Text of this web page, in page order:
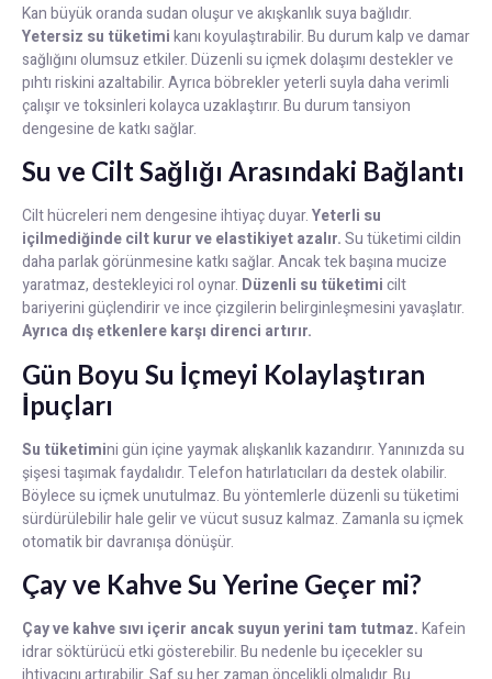
Kan büyük oranda sudan oluşur ve akışkanlık suya bağlıdır.
Yetersiz su tüketimikanı koyulaştırabilir. Bu durum kalp ve damar
sağlığını olumsuz etkiler. Düzenli su içmek dolaşımı destekler ve
pıhtı riskini azaltabilir. Ayrıca böbrekler yeterli suyla daha verimli
çalışır ve toksinleri kolayca uzaklaştırır. Bu durum tansiyon
dengesine de katkı sağlar.
Su ve Cilt Sağlığı Arasındaki Bağlantı
Cilt hücreleri nem dengesine ihtiyaç duyar.Yeterli su
içilmediğinde cilt kurur ve elastikiyet azalır.Su tüketimi cildin
daha parlak görünmesine katkı sağlar. Ancak tek başına mucize
yaratmaz, destekleyici rol oynar. Düzenli su tüketimicilt
bariyerini güçlendirir ve ince çizgilerin belirginleşmesini yavaşlatır.
Ayrıca dış etkenlere karşı direnci artırır.
Gün Boyu Su İçmeyi Kolaylaştıran
İpuçları
Su tüketimini gün içine yaymak alışkanlık kazandırır. Yanınızda su
şişesi taşımak faydalıdır. Telefon hatırlatıcıları da destek olabilir.
Böylece su içmek unutulmaz. Bu yöntemlerle düzenli su tüketimi
sürdürülebilir hale gelir ve vücut susuz kalmaz. Zamanla su içmek
otomatik bir davranışa dönüşür.
Çay ve Kahve Su Yerine Geçer mi?
Çay ve kahve sıvı içerir ancak suyun yerini tam tutmaz.Kafein
idrar söktürücü etki gösterebilir. Bu nedenle bu içecekler su